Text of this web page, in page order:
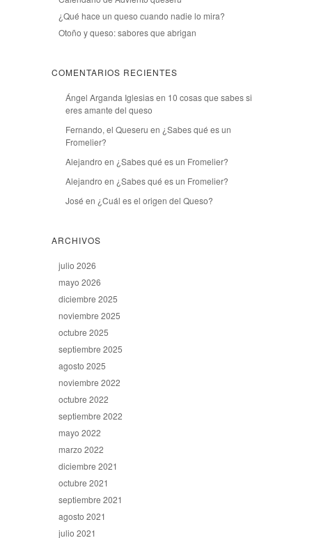
¿Qué hace un queso cuando nadie lo mira?
Otoño y queso: sabores que abrigan
COMENTARIOS RECIENTES
Ángel Arganda Iglesiasen 10 cosas que sabes si
eres amante del queso
Fernando, el Queseru en ¿Sabes qué es un
Fromelier?
Alejandro en ¿Sabes qué es un Fromelier?
Alejandro en ¿Sabes qué es un Fromelier?
José en ¿Cuál es el origen del Queso?
ARCHIVOS
julio 2026
mayo 2026
diciembre 2025
noviembre 2025
octubre 2025
septiembre 2025
agosto 2025
noviembre 2022
octubre 2022
septiembre 2022
mayo 2022
marzo 2022
diciembre 2021
octubre 2021
septiembre 2021
agosto 2021
julio 2021